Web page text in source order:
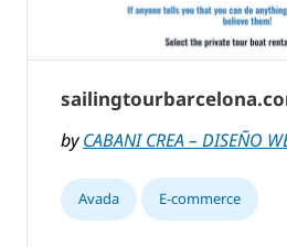
byCABANI CREA – DISEÑO
Avada E-commerce